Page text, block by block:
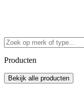
Producten